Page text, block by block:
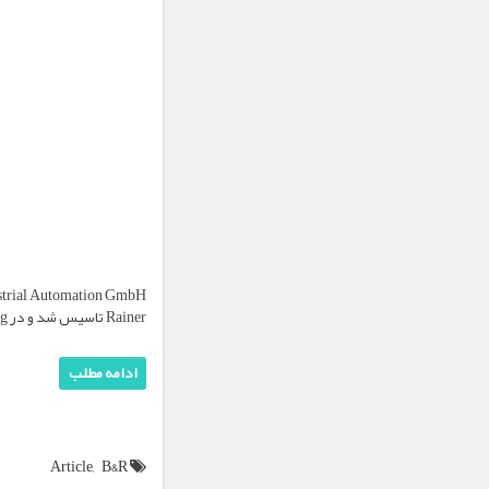
Rainer تاسیس شد و در Eggelsberg، در نزدیکی Braunau در وضعیت فوقانی اتریش مستقر بود.
ادامه مطلب
Article, B&R